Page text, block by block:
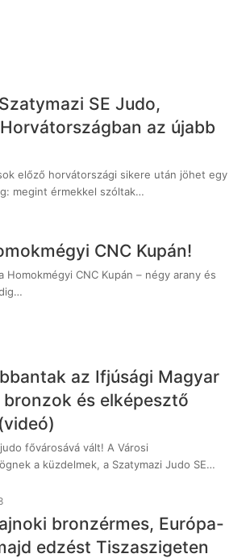
SE Judo,
az újabb
előző horvátországi sikere után jöhet egy
megint érmekkel szóltak…
CNC Kupán!
Homokmégyi CNC Kupán – négy arany és
az Ifjúsági Magyar
és elképesztő
fővárosává vált! A Városi
a küzdelmek, a Szatymazi Judo SE…
bronzérmes, Európa-
edzést Tiszaszigeten